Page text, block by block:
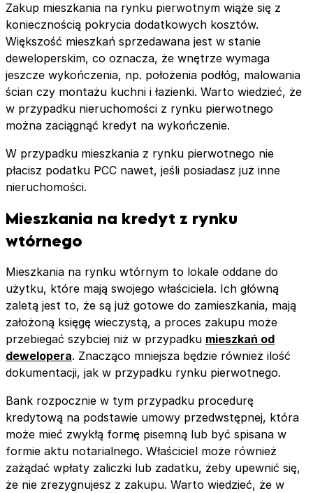
Zakup mieszkania na rynku pierwotnym wiąże się z
koniecznością pokrycia dodatkowych kosztów.
Większość mieszkań sprzedawana jest w stanie
deweloperskim, co oznacza, że wnętrze wymaga
jeszcze wykończenia, np. położenia podłóg, malowania
ścian czy montażu kuchni i łazienki. Warto wiedzieć, że
w przypadku nieruchomości z rynku pierwotnego
można zaciągnąć kredyt na wykończenie.
W przypadku mieszkania z rynku pierwotnego nie
płacisz podatku PCC nawet, jeśli posiadasz już inne
nieruchomości.
Mieszkania na kredyt z rynku
wtórnego
Mieszkania na rynku wtórnym to lokale oddane do
użytku, które mają swojego właściciela. Ich główną
zaletą jest to, że są już gotowe do zamieszkania, mają
założoną księgę wieczystą, a proces zakupu może
przebiegać szybciej niż w przypadku mieszkań od
dewelopera. Znacząco mniejsza będzie również ilość
dokumentacji, jak w przypadku rynku pierwotnego.
Bank rozpocznie w tym przypadku procedurę
kredytową na podstawie umowy przedwstępnej, która
może mieć zwykłą formę pisemną lub być spisana w
formie aktu notarialnego. Właściciel może również
zażądać wpłaty zaliczki lub zadatku, żeby upewnić się,
że nie zrezygnujesz z zakupu. Warto wiedzieć, że w